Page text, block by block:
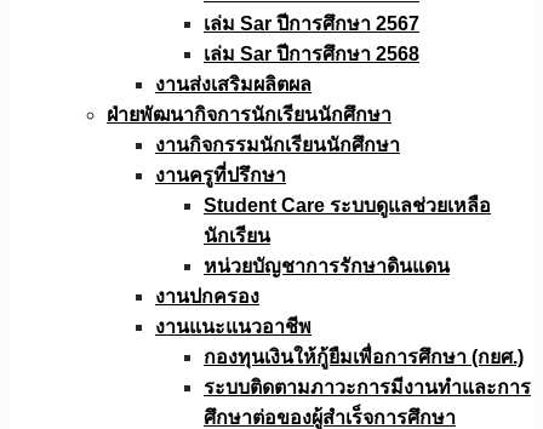
เล่ม Sar ปีการศึกษา 2567
เล่ม Sar ปีการศึกษา 2568
งานส่งเสริมผลิตผล
ฝ่ายพัฒนากิจการนักเรียนนักศึกษา
งานกิจกรรมนักเรียนนักศึกษา
งานครูที่ปรึกษา
Student Care ระบบดูแลช่วยเหลือ
นักเรียน
หน่วยบัญชาการรักษาดินแดน
งานปกครอง
งานแนะแนวอาชีพ
กองทุนเงินให้กู้ยืมเพื่อการศึกษา (กยศ.)
ระบบติดตามภาวะการมีงานทำและการ
ศึกษาต่อของผู้สำเร็จการศึกษา